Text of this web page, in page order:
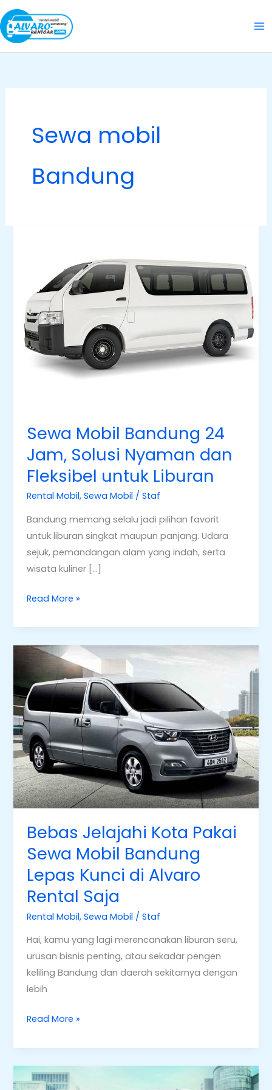
Skip
to
content
Sewa mobil
Bandung
Sewa Mobil Bandung 24
Jam, Solusi Nyaman dan
Fleksibel untuk Liburan
Rental Mobil,Sewa Mobil /Staf
Bandung memang selalu jadi pilihan favorit
untuk liburan singkat maupun panjang. Udara
sejuk, pemandangan alam yang indah, serta
wisata kuliner […]
Jam,
Solusi
Nyaman
dan
Fleksibel
Read More »
Bebas Jelajahi Kota Pakai
Sewa Mobil Bandung
Lepas Kunci di Alvaro
Rental Saja
Rental Mobil,Sewa Mobil /Staf
Hai, kamu yang lagi merencanakan liburan seru,
urusan bisnis penting, atau sekadar pengen
keliling Bandung dan daerah sekitarnya dengan
lebih
Bebas
Jelajahi
Kota
Pakai
Sewa
Mobil
Bandung
Lepas
Kunci
di
Rental
Saja
Read More »
Sewa